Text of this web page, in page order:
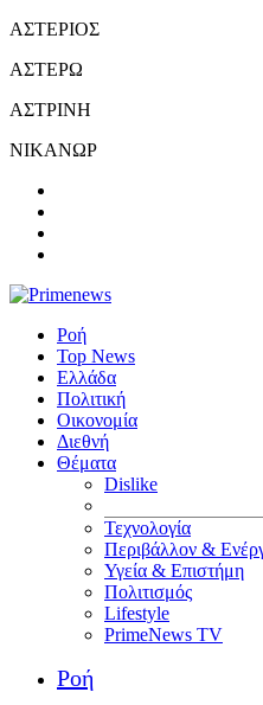
ΑΣΤΕΡΙΟΣ
ΑΣΤΕΡΩ
ΑΣΤΡΙΝΗ
ΝΙΚΑΝΩΡ
Ροή
Top News
Ελλάδα
Πολιτική
Οικονομία
Διεθνή
Θέματα
Dislike
Τεχνολογία
Περιβάλλον &
Υγεία & Επιστήμη
Πολιτισμός
Lifestyle
PrimeNews TV
Ροή